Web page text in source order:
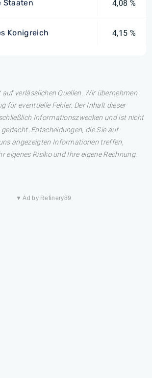
Staaten 4,08 %
Konigreich 4,15 %
verlässlichen Quellen. Wir übernehmen
für eventuelle Fehler. Der Inhalt dieser
Informationszwecken und ist nicht
Entscheidungen, die Sie auf
angezeigten Informationen treffen,
eigenes Risiko und Ihre eigene Rechnung.
▼ Ad by Refinery89